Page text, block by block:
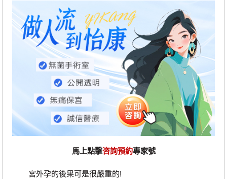
馬上點擊咨詢預約專家號
宮外孕的後果可是很嚴重的!